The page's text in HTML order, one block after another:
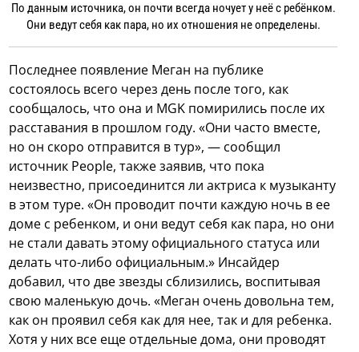
По данным источника, он почти всегда ночует у неё с ребёнком.
Они ведут себя как пара, но их отношения не определены.
Последнее появление Меган на публике
состоялось всего через день после того, как
сообщалось, что она и MGK помирились после их
расставания в прошлом году. «Они часто вместе,
но он скоро отправится в тур», — сообщил
источник People, также заявив, что пока
неизвестно, присоединится ли актриса к музыканту
в этом туре. «Он проводит почти каждую ночь в ее
доме с ребенком, и они ведут себя как пара, но они
не стали давать этому официального статуса или
делать что-либо официальным.» Инсайдер
добавил, что две звезды сблизились, воспитывая
свою маленькую дочь. «Меган очень довольна тем,
как он проявил себя как для нее, так и для ребенка.
Хотя у них все еще отдельные дома, они проводят